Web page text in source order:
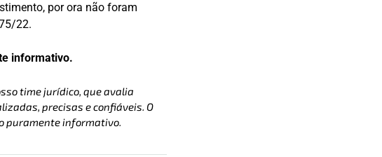
por ora não foram
22.
informativo.
time jurídico, que avalia
precisas e confiáveis. O
puramente informativo.